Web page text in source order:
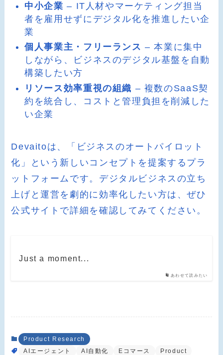
中小企業 – IT人材やマーケティング担当
者を雇用せずにデジタル化を推進したい企
業
個人事業主・フリーランス – 本業に集中
しながら、ビジネスのデジタル基盤を自動
構築したい方
リソース効率重視の組織 – 複数のSaaS契
約を統合し、コストと管理負担を削減した
い企業
Devaitoは、「ビジネスのオートパイロット
化」という新しいコンセプトを提案するプラ
ットフォームです。デジタルビジネスの立ち
上げと運営を劇的に効率化したい方は、ぜひ
公式サイトで詳細を確認してみてください。
あわせて読みたい
Just a moment...
Product Research
AIエージェント
AI自動化 Eコマース
Product